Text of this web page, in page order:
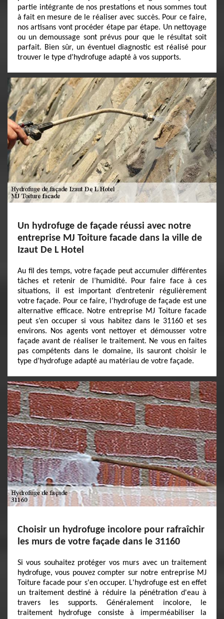
partie intégrante de nos prestations et nous sommes tout
à fait en mesure de le réaliser avec succès. Pour ce faire,
nos artisans vont procéder étape par étape. Un nettoyage
ou un demoussage sont prévus pour que le résultat soit
parfait. Bien sûr, un éventuel diagnostic est réalisé pour
trouver le type d’hydrofuge adapté à vos supports.
Un hydrofuge de façade réussi avec notre
entreprise MJ Toiture facade dans la ville de
Izaut De L Hotel
Au fil des temps, votre façade peut accumuler différentes
tâches et retenir de l’humidité. Pour faire face à ces
situations, il est important d’entretenir régulièrement
votre façade. Pour ce faire, l’hydrofuge de façade est une
alternative efficace. Notre entreprise MJ Toiture facade
peut s’en occuper si vous habitez dans le 31160 et ses
environs. Nos agents vont nettoyer et démousser votre
façade avant de réaliser le traitement. Ne vous en faites
pas compétents dans le domaine, ils sauront choisir le
type d’hydrofuge adapté au matériau de votre façade.
Choisir un hydrofuge incolore pour rafraîchir
les murs de votre façade dans le 31160
Si vous souhaitez protéger vos murs avec un traitement
hydrofuge, vous pouvez compter sur notre entreprise MJ
Toiture facade pour s'en occuper. L'hydrofuge est en effet
un traitement destiné à réduire la pénétration d'eau à
travers les supports. Généralement incolore, le
traitement hydrofuge consiste à imperméabiliser la